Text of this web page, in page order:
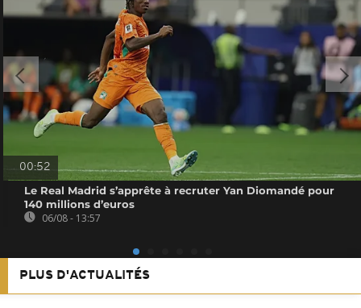
00:52
Le Real Madrid s’apprête à recruter Yan Diomandé pour
140 millions d’euros
06/08 - 13:57
PLUS D'ACTUALITÉS